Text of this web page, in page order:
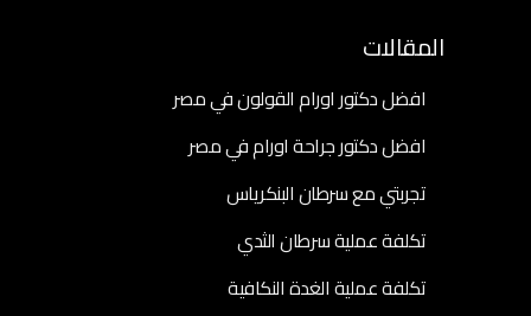
المقالات
افضل دكتور اورام القولون في مصر
افضل دكتور جراحة اورام في مصر
تجربتي مع سرطان البنكرياس
تكلفة عملية سرطان الثدي
تكلفة عملية الغدة النكافية